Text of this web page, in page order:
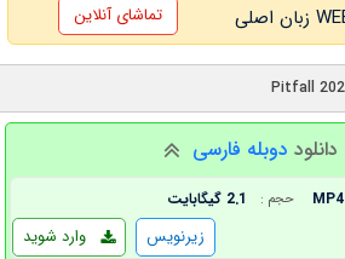
تماشای آنلاین
دانلود دوبله فارسی
MP4 حجم : 2.1 گیگابایت
وارد شوید زیرنویس